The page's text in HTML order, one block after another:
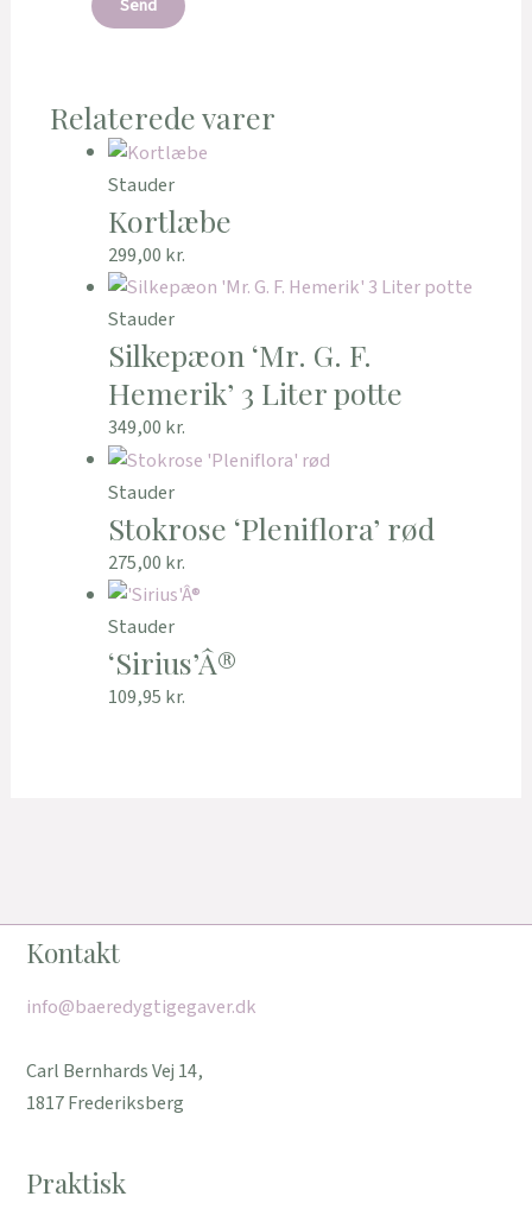
Relaterede varer
Stauder
Kortlæbe
299,00 kr.
Stauder
Silkepæon ‘Mr. G. F.
Hemerik’ 3 Liter potte
349,00 kr.
Stauder
Stokrose ‘Pleniflora’ rød
275,00 kr.
Stauder
‘Sirius’Â®
109,95 kr.
Kontakt
info@baeredygtigegaver.dk
Carl Bernhards Vej 14,
1817 Frederiksberg
Praktisk